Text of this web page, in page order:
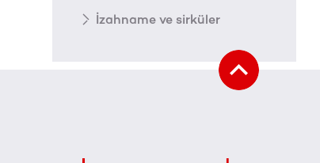
İzahname ve sirküler